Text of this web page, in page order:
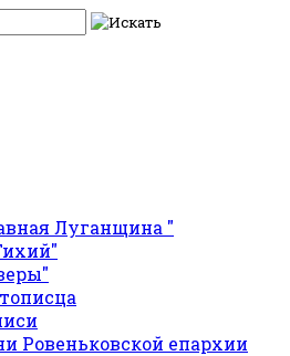
Луганщина "
Ровеньковской епархии